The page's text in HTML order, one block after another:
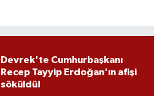
Devrek'te Cumhurbaşkanı
Recep Tayyip Erdoğan'ın afişi
söküldü!